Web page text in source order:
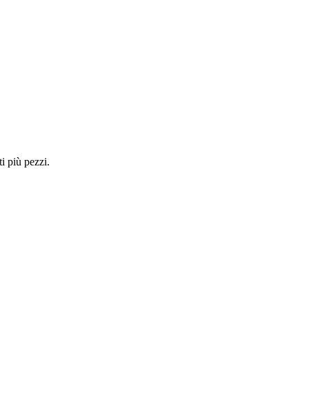
più pezzi.